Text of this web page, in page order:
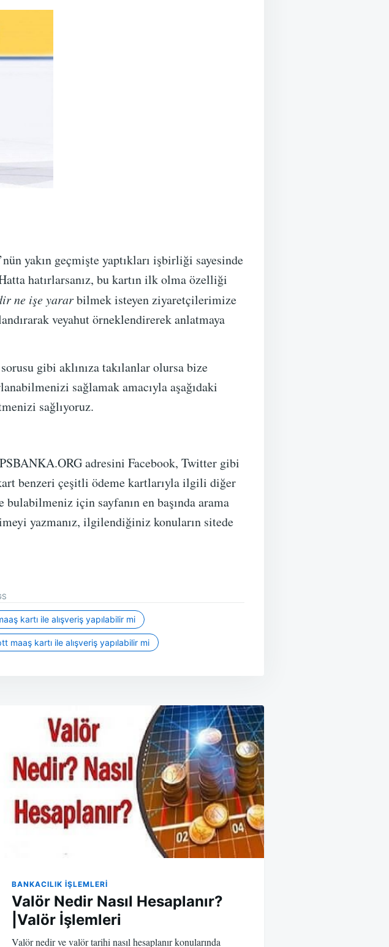
yakın geçmişte yaptıkları işbirliği sayesinde
hatırlarsanız, bu kartın ilk olma özelliği
ne işe yararbilmek isteyen ziyaretçilerimize
veyahut örneklendirerek anlatmaya
sorusu gibi aklınıza takılanlar olursa bize
sağlamak amacıyla aşağıdaki
sağlıyoruz.
adresini Facebook, Twitter gibi
benzeri çeşitli ödeme kartlarıyla ilgili diğer
bulabilmeniz için sayfanın en başında arama
yazmanız, ilgilendiğiniz konuların sitede
kartı ile alışveriş yapılabilir mi
maaş kartı ile alışveriş yapılabilir mi
BANKACILIK IŞLEMLERI
Valör Nedir Nasıl Hesaplanır?
|Valör İşlemleri
Valör nedir ve valör tarihi nasıl hesaplanır konularında